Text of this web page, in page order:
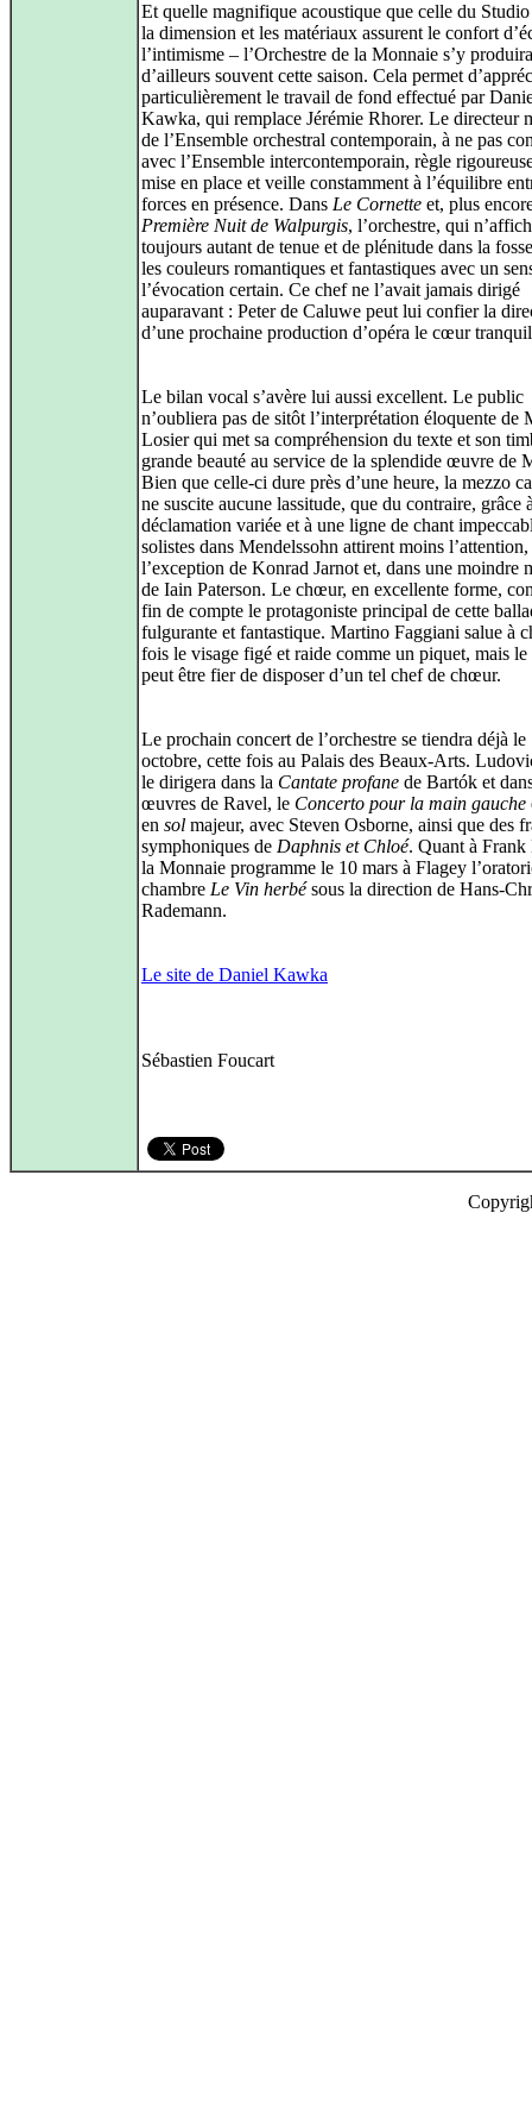
Et quelle magnifique acoustique que celle du
la dimension et les matériaux assurent le confort
l’intimisme – l’Orchestre de la Monnaie s’y produira
d’ailleurs souvent cette saison. Cela permet
particulièrement le travail de fond effectué par
Kawka, qui remplace Jérémie Rhorer. Le directeur
de l’Ensemble orchestral contemporain, à ne pas
avec l’Ensemble intercontemporain, règle
mise en place et veille constamment à l’équilibre
forces en présence. Dans Le Cornette et, plus
Première Nuit de Walpurgis, l’orchestre, qui
toujours autant de tenue et de plénitude dans la
les couleurs romantiques et fantastiques avec un
l’évocation certain. Ce chef ne l’avait jamais dirigé
auparavant : Peter de Caluwe peut lui confier la
d’une prochaine production d’opéra le cœur
Le bilan vocal s’avère lui aussi excellent. Le public
n’oubliera pas de sitôt l’interprétation éloquente de
Losier qui met sa compréhension du texte et son
grande beauté au service de la splendide œuvre de
Bien que celle-ci dure près d’une heure, la mezzo
ne suscite aucune lassitude, que du contraire, grâce
déclamation variée et à une ligne de chant
solistes dans Mendelssohn attirent moins l’attention,
l’exception de Konrad Jarnot et, dans une moindre
de Iain Paterson. Le chœur, en excellente forme,
fin de compte le protagoniste principal de cette
fulgurante et fantastique. Martino Faggiani salue à
fois le visage figé et raide comme un piquet, mais
peut être fier de disposer d’un tel chef de chœur.
Le prochain concert de l’orchestre se tiendra déjà le
octobre, cette fois au Palais des Beaux-Arts.
le dirigera dans la Cantate profane de Bartók et
œuvres de Ravel, le Concerto pour la main gauche
en sol majeur, avec Steven Osborne, ainsi que des
symphoniques de Daphnis et Chloé. Quant à
la Monnaie programme le 10 mars à Flagey
chambre Le Vin herbésous la direction de Hans-
Rademann.
Le site de Daniel Kawka
Sébastien Foucart